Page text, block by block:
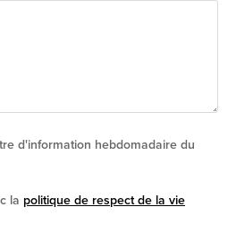
d'information hebdomadaire du
la politique de respect de la vie